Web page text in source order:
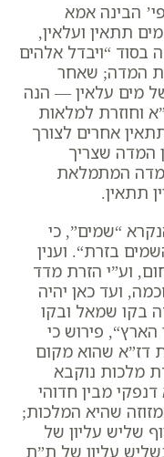
הבינה אמא
תתאין ועלאין,
בסוד “ויבדל אלהים
המדה; שאחר
מים עלאין — הנה
וחוזרת למלאות
אחרים לצורך
המדה שצריך
מדה המתמלאת
תתאין.
“שמים”, כי
בזרת“. וענין
וע”י הזרת מדד
ועד כאן יהיה
בקו שמאל ובקו
הארץ“, פירוש כי
דז”א שהוא מקום
מלכות נוקבא
מבין חדוהי
שהיא המלכות;
שליש עליון של
עליון של ת”ת